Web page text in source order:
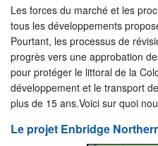
Les forces du marché et les
tous les développements
Pourtant, les processus de
progrès vers une approbation
pour protéger le littoral de la
développement et le transport
plus de 15 ans.Voici sur quoi
Le projet Enbridge